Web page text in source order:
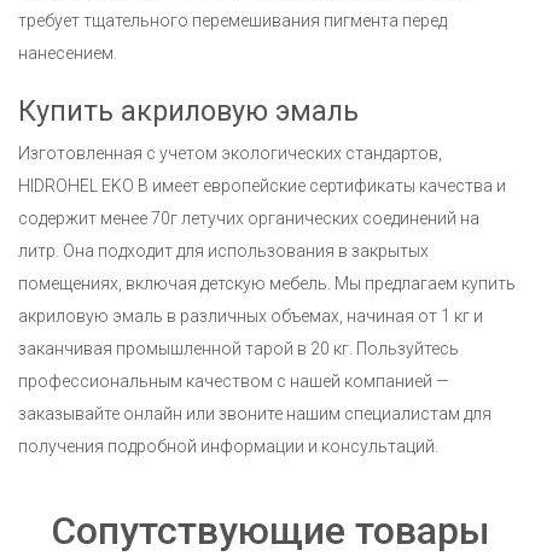
требует тщательного перемешивания пигмента перед
нанесением.
Купить акриловую эмаль
Изготовленная с учетом экологических стандартов,
HIDROHEL EKO B имеет европейские сертификаты качества и
содержит менее 70г летучих органических соединений на
литр. Она подходит для использования в закрытых
помещениях, включая детскую мебель. Мы предлагаем купить
акриловую эмаль в различных объемах, начиная от 1 кг и
заканчивая промышленной тарой в 20 кг. Пользуйтесь
профессиональным качеством с нашей компанией —
заказывайте онлайн или звоните нашим специалистам для
получения подробной информации и консультаций.
Сопутствующие товары